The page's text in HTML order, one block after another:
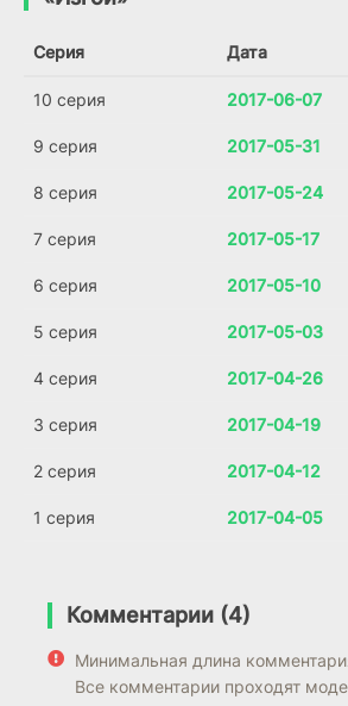
7.3
Серия Дата
10 серия 2017-06-07
9 серия 2017-05-31
8 серия 2017-05-24
7 серия 2017-05-17
6 серия 2017-05-10
5 серия 2017-05-03
4 серия 2017-04-26
3 серия 2017-04-19
2 серия 2017-04-12
1 серия 2017-04-05
Комментарии (4)
Минимальная длина
Все комментарии проходят